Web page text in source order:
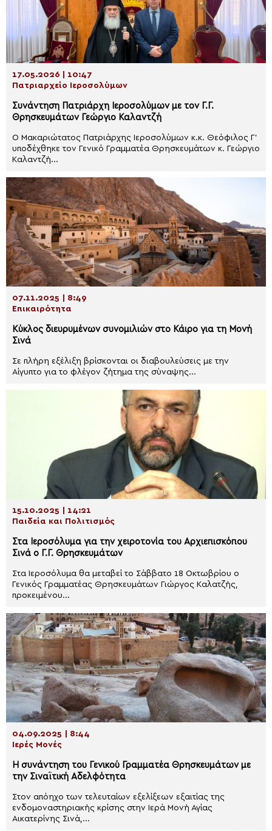
17.05.2026 | 10:47
Πατριαρχείο Ιεροσολύμων
Συνάντηση Πατριάρχη Ιεροσολύμων με τον Γ.Γ.
Θρησκευμάτων Γεώργιο Καλαντζή
Ο Μακαριώτατος Πατριάρχης Ιεροσολύμων κ.κ. Θεόφιλος Γ’
υποδέχθηκε τον Γενικό Γραμματέα Θρησκευμάτων κ. Γεώργιο
Καλαντζή...
07.11.2025 | 8:49
Επικαιρότητα
Κύκλος διευρυμένων συνομιλιών στο Κάιρο για τη Μονή
Σινά
Σε πλήρη εξέλιξη βρίσκονται οι διαβουλεύσεις με την
Αίγυπτο για το φλέγον ζήτημα της σύναψης...
15.10.2025 | 14:21
Παιδεία και Πολιτισμός
Στα Ιεροσόλυμα για την χειροτονία του Αρχιεπισκόπου
Σινά ο Γ.Γ. Θρησκευμάτων
Στα Ιεροσόλυμα θα μεταβεί το Σάββατο 18 Οκτωβρίου ο
Γενικός Γραμματέας Θρησκευμάτων Γιώργος Καλατζής,
προκειμένου...
04.09.2025 | 8:44
Ιερές Μονές
Η συνάντηση του Γενικού Γραμματέα Θρησκευμάτων με
την Σιναϊτική Αδελφότητα
Στον απόηχο των τελευταίων εξελίξεων εξαιτίας της
ενδομοναστηριακής κρίσης στην Ιερά Μονή Αγίας
Αικατερίνης Σινά,...